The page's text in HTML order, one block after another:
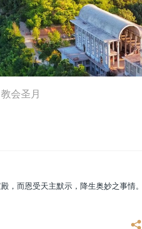
教会圣月
，而恩受天主默示，降生奥妙之事情。